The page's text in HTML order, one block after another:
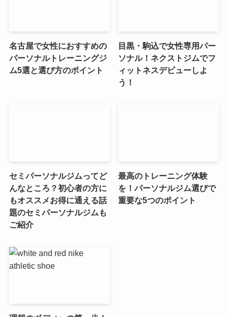
名古屋で女性におすすめの
パーソナルトレーニングジ
ム5選と選び方のポイント
目黒・駒込で女性専用パー
ソナル！ネクストジムでフ
ィットネスデビューしよ
う！
セミパーソナルジムってど
んなところ？初心者の方に
もオススメお得に通える話
題のセミパーソナルジムも
ご紹介
最高のトレーニング体験
を！パーソナルジム選びで
重要な5つのポイント